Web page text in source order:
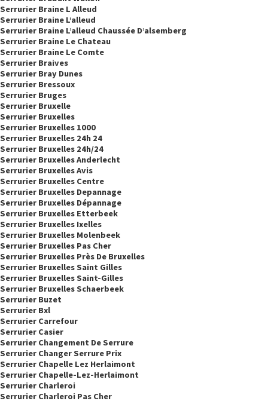
Serrurier Braine L Alleud
Serrurier Braine L’alleud
Serrurier Braine L’alleud Chaussée D’alsemberg
Serrurier Braine Le Chateau
Serrurier Braine Le Comte
Serrurier Braives
Serrurier Bray Dunes
Serrurier Bressoux
Serrurier Bruges
Serrurier Bruxelle
Serrurier Bruxelles
Serrurier Bruxelles 1000
Serrurier Bruxelles 24h 24
Serrurier Bruxelles 24h/24
Serrurier Bruxelles Anderlecht
Serrurier Bruxelles Avis
Serrurier Bruxelles Centre
Serrurier Bruxelles Depannage
Serrurier Bruxelles Dépannage
Serrurier Bruxelles Etterbeek
Serrurier Bruxelles Ixelles
Serrurier Bruxelles Molenbeek
Serrurier Bruxelles Pas Cher
Serrurier Bruxelles Près De Bruxelles
Serrurier Bruxelles Saint Gilles
Serrurier Bruxelles Saint-Gilles
Serrurier Bruxelles Schaerbeek
Serrurier Buzet
Serrurier Bxl
Serrurier Carrefour
Serrurier Casier
Serrurier Changement De Serrure
Serrurier Changer Serrure Prix
Serrurier Chapelle Lez Herlaimont
Serrurier Chapelle-Lez-Herlaimont
Serrurier Charleroi
Serrurier Charleroi Pas Cher